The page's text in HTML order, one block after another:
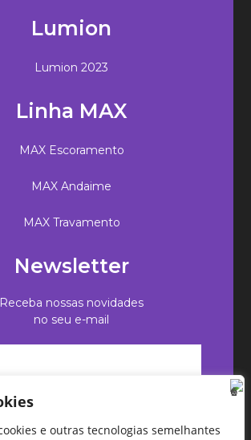
e outras tecnologias semelhantes
Lumion
Lumion 2023
Linha MAX
MAX Escoramento
MAX Andaime
MAX Travamento
Newsletter
Receba nossas novidades
no seu e-mail